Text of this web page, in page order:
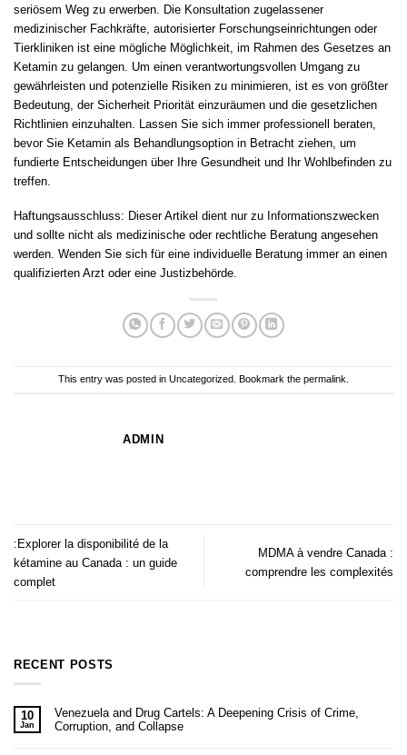
seriösem Weg zu erwerben Die Konsultation zugelassener
medizinischer Fachkräfte autorisierter Forschungseinrichtungen oder
Tierkliniken ist eine mögliche Möglichkeit im Rahmen des Gesetzes an
Ketamin zu gelangen Um einen verantwortungsvollen Umgang zu
gewährleisten und potenzielle Risiken zu minimieren ist es von größter
Bedeutung der Sicherheit Priorität einzuräumen und die gesetzlichen
Richtlinien einzuhalten. Lassen Sie sich immer professionell beraten
bevor Sie Ketamin als Behandlungsoption in Betracht ziehen, um
fundierte Entscheidungen über Ihre Gesundheit und Ihr Wohlbefinden zu
treffen
Haftungsausschluss: Dieser Artikel dient nur zu Informationszwecken
und sollte nicht als medizinische oder rechtliche Beratung angesehen
werden. Wenden Sie sich für eine individuelle Beratung immer an einen
qualifizierten Arzt oder eine Justizbehörde.
This entry was posted in Uncategorized . Bookmark the permalink
ADMIN
:Explorer la disponibilité de la
kétamine au Canada : un guide
complet
MDMA à vendre Canada :
comprendre les complexités
RECENT POSTS
10
Jan
Venezuela and Drug Cartels: A Deepening Crisis of Crime,
Corruption, and Collapse